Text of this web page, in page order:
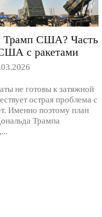
Трамп США? Часть
с ракетами
не готовы к затяжной
острая проблема с
Именно поэтому план
Трампа